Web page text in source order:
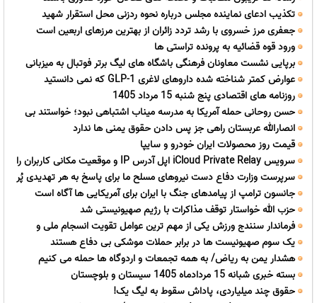
تکذیب ادعای نماینده مجلس درباره نحوه ردزنی محل استقرار شهید
لاریجانی
جعفری مرز خسروی با رشد تردد زائران از بهترین مرزهای اربعین است
ورود قوه قضائیه به پرونده تراستی ها
برپایی نشست معاونان فرهنگی باشگاه های لیگ برتر فوتبال به میزبانی
سپاهان در اصفهان
عوارض کمتر شناخته شده داروهای لاغری GLP-1 که نمی دانستید
روزنامه های اقتصادی پنج شنبه 15 مرداد 1405
حسن روحانی حمله آمریکا به مدرسه میناب اشتباهی نبود؛ خواستند بی
رحمی خود را نشان دهند/ کسی که این همه جاسوس و ماهواره دارد نمی
تواند این کارش از روی اشتباه باشد
انصارالله عربستان راهی جز پس دادن حقوق یمنی ها ندارد
قیمت روز محصولات ایران خودرو و سایپا
سرویس iCloud Private Relay اپل آدرس IP و موقعیت مکانی کاربران را
لو می دهد
سرپرست وزارت دفاع دست نیروهای مسلح ما برای پاسخ به هر تهدیدی پُر
است/ فناوری بومی ایران، برتر از هر سامانه وارداتی در منطقه است
جانسون ترامپ از پیامدهای جنگ با ایران برای آمریکایی ها آگاه است
حزب الله خواستار توقف مذاکرات با رژیم صهیونیستی شد
فرماندار سنندج ورزش یکی از مهم ترین عوامل تقویت انسجام ملی و
پرورش نسل سالم است
یک سوم صهیونیست ها در برابر حملات موشکی بی دفاع هستند
هشدار یمن به ریاض/ به همه تجمعات و اردوگاه ها حمله می کنیم
بسته خبری شبانه 15 مردادماه 1405 سیستان و بلوچستان
حقوق چند میلیاردی، پاداش سقوط به لیگ یک!